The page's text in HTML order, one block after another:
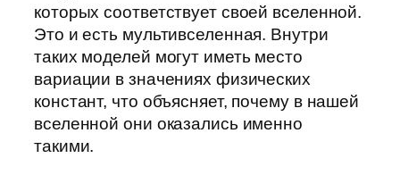
которых соответствует своей вселенной.
Это и есть мультивселенная. Внутри
таких моделей могут иметь место
вариации в значениях физических
констант, что объясняет, почему в нашей
вселенной они оказались именно
такими.